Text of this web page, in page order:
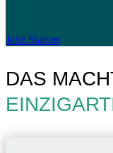
Jetzt Star­ten
DAS